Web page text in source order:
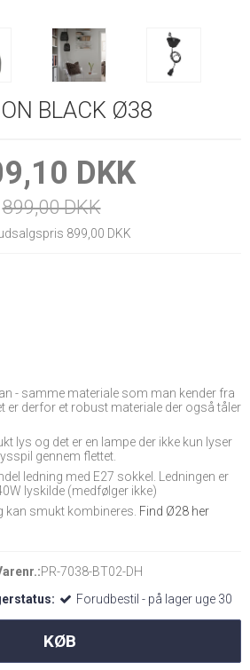
BLACK Ø38
DKK
899,00 DKK
899,00 DKK
- samme materiale som man kender fra
er derfor et robust materiale der også tåler
lys og det er en lampe der ikke kun lyser
gennem flettet.
ledning med E27 sokkel. Ledningen er
lyskilde (medfølger ikke)
kan smukt kombineres. Find Ø28 her
PR-7038-BT02-DH
Forudbestil - på lager uge 30
KØB